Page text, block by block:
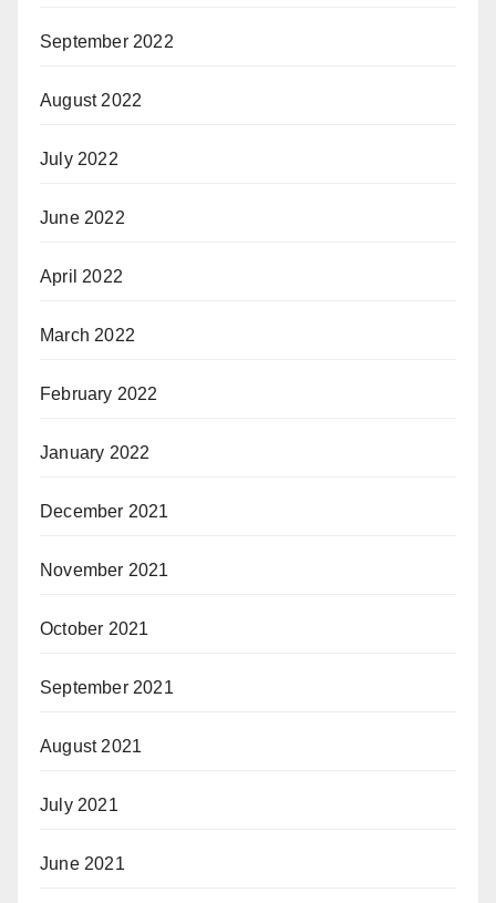
September 2022
August 2022
July 2022
June 2022
April 2022
March 2022
February 2022
January 2022
December 2021
November 2021
October 2021
September 2021
August 2021
July 2021
June 2021